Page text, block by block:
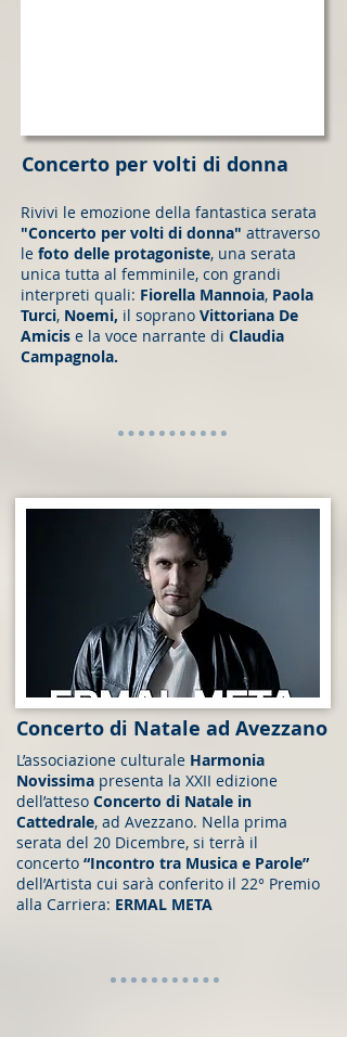
Concerto per volti di donna
Rivivi le emozione della fantastica serata
"Concerto per volti di donna" attraverso
le foto delle protagoniste, una serata
unica tutta al femminile, con grandi
interpreti quali: Fiorella Mannoia, Paola
Turci, Noemi, il soprano Vittoriana De
Amicis e la voce narrante di Claudia
Campagnola.
Concerto di Natale ad Avezzano
L’associazione culturale Harmonia
Novissima presenta la XXII edizione
dell’atteso Concerto di Natale in
Cattedrale, ad Avezzano. Nella prima
serata del 20 Dicembre, si terrà il
concerto “Incontro tra Musica e Parole”
dell’Artista cui sarà conferito il 22° Premio
alla Carriera: ERMAL META